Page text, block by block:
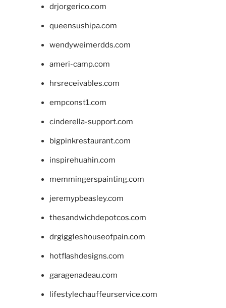
drjorgerico.com
queensushipa.com
wendyweimerdds.com
ameri-camp.com
hrsreceivables.com
empconst1.com
cinderella-support.com
bigpinkrestaurant.com
inspirehuahin.com
memmingerspainting.com
jeremypbeasley.com
thesandwichdepotcos.com
drgiggleshouseofpain.com
hotflashdesigns.com
garagenadeau.com
lifestylechauffeurservice.com